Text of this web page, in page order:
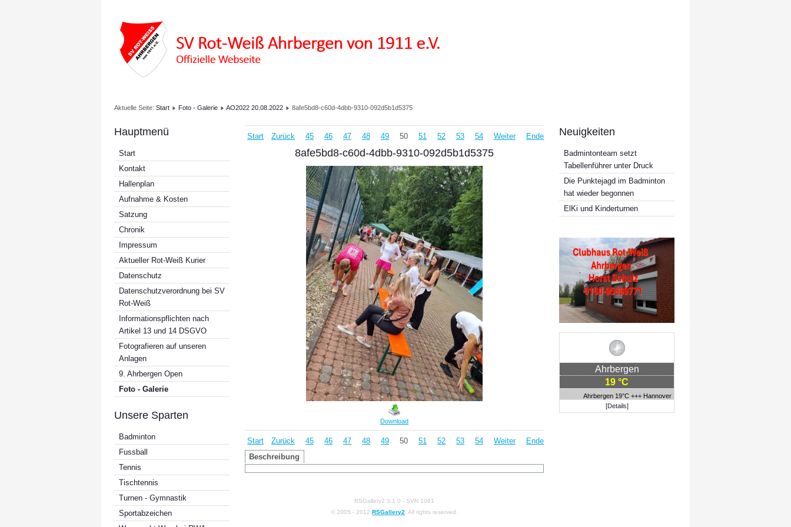
Aktuelle Seite: Start Foto - Galerie AO2022 20.08.2022 8afe5bd8-c60d-4dbb-9310-092d5b1d5375
Hauptmenü
Start
Kontakt
Hallenplan
Aufnahme & Kosten
Satzung
Chronik
Impressum
Aktueller Rot-Weiß Kurier
Datenschutz
Datenschutzverordnung bei SV
Rot-Weiß
Informationspflichten nach
Artikel 13 und 14 DSGVO
Fotografieren auf unseren
Anlagen
9. Ahrbergen Open
Foto - Galerie
Unsere Sparten
Badminton
Fussball
Tennis
Tischtennis
Turnen - Gymnastik
Sportabzeichen
Start Zurück 45 46 47 48 49 50 51 52 53 54 Weiter Ende
8afe5bd8-c60d-4dbb-9310-092d5b1d5375
Download
Start Zurück 45 46 47 48 49 50 51 52 53 54 Weiter
Ende
Beschreibung
RSGallery2 3.1.0 - SVN 1061
© 2005 - 2012 RSGallery2 . All rights reserved.
Neuigkeiten
Badmintonteam setzt
Tabellenführer unter Druck
Die Punktejagd im Badminton
hat wieder begonnen
ElKi und Kinderturnen
Ahrbergen
19 °C
Ahrbergen 19°C +++ Hannover 19°C +++ Porto Alegre 15°C
[Details]